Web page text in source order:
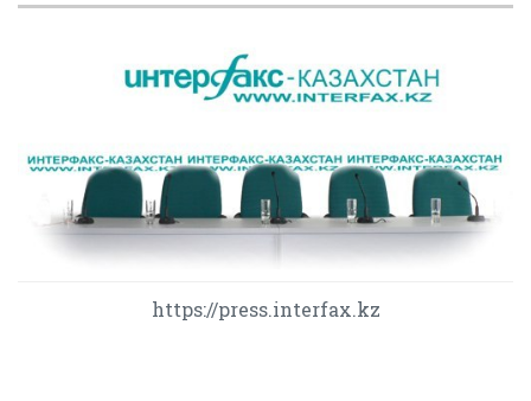
https://press.interfax.kz